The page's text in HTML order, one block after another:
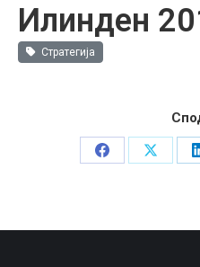
Илинден
Стратегија
Share
Share